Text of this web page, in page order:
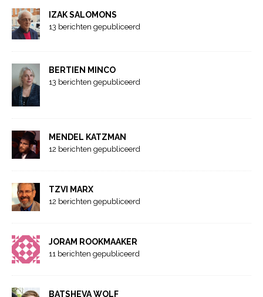
IZAK SALOMONS
13 berichten gepubliceerd
BERTIEN MINCO
13 berichten gepubliceerd
MENDEL KATZMAN
12 berichten gepubliceerd
TZVI MARX
12 berichten gepubliceerd
JORAM ROOKMAAKER
11 berichten gepubliceerd
BATSHEVA WOLF